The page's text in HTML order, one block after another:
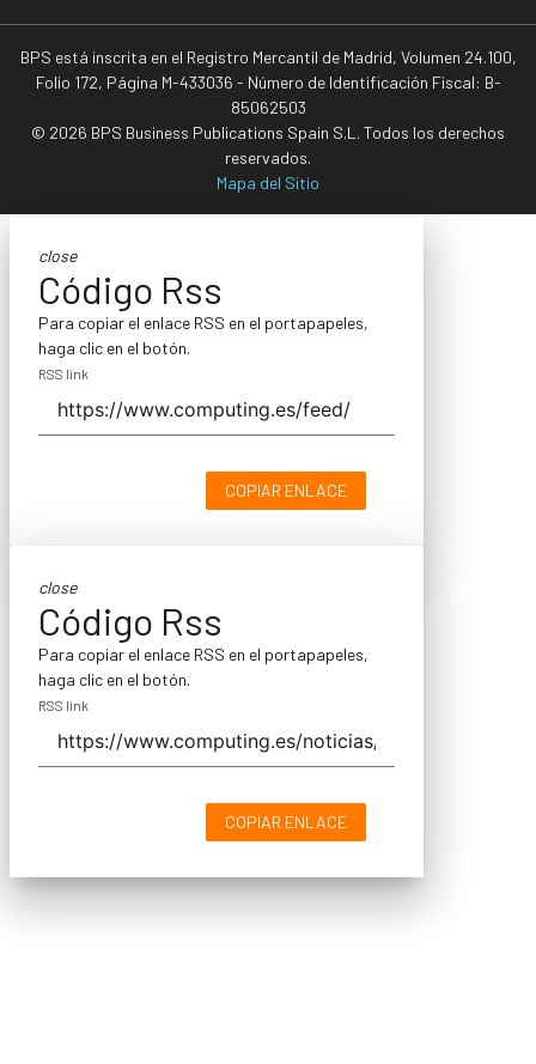
BPS está inscrita en el Registro Mercantil de Madrid, Volumen 24.100,
Folio 172, Página M-433036 - Número de Identificación Fiscal: B-
85062503
© 2026 BPS Business Publications Spain S.L. Todos los derechos
reservados.
Mapa del Sitio
close
Código Rss
Para copiar el enlace RSS en el portapapeles,
haga clic en el botón.
RSS link
COPIAR ENLACE
close
Código Rss
Para copiar el enlace RSS en el portapapeles,
haga clic en el botón.
RSS link
COPIAR ENLACE